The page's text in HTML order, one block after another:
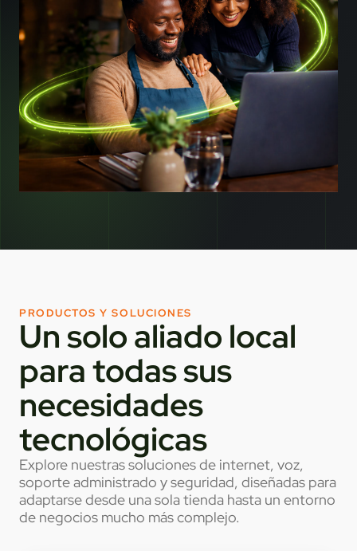
PRODUCTOS Y SOLUCIONES
Un solo aliado local
para todas sus
necesidades
tecnológicas
Explore nuestras soluciones de internet, voz,
soporte administrado y seguridad, diseñadas para
adaptarse desde una sola tienda hasta un entorno
de negocios mucho más complejo.